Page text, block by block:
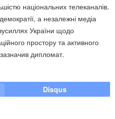
національних телеканалів.
а незалежні медіа
України щодо
простору та активного
дипломат.
Disqus